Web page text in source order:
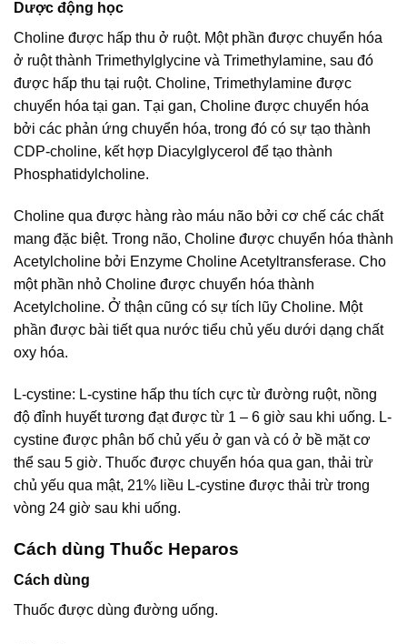
Dược động học
Choline được hấp thu ở ruột. Một phần được chuyển hóa
ở ruột thành Trimethylglycine và Trimethylamine, sau đó
được hấp thu tại ruột. Choline, Trimethylamine được
chuyển hóa tại gan. Tại gan, Choline được chuyển hóa
bởi các phản ứng chuyển hóa, trong đó có sự tạo thành
CDP-choline, kết hợp Diacylglycerol để tạo thành
Phosphatidylcholine.
Choline qua được hàng rào máu não bởi cơ chế các chất
mang đặc biệt. Trong não, Choline được chuyển hóa thành
Acetylcholine bởi Enzyme Choline Acetyltransferase. Cho
một phần nhỏ Choline được chuyển hóa thành
Acetylcholine. Ở thận cũng có sự tích lũy Choline. Một
phần được bài tiết qua nước tiểu chủ yếu dưới dạng chất
oxy hóa.
L-cystine: L-cystine hấp thu tích cực từ đường ruột, nồng
độ đỉnh huyết tương đạt được từ 1 – 6 giờ sau khi uống. L-
cystine được phân bố chủ yếu ở gan và có ở bề mặt cơ
thể sau 5 giờ. Thuốc được chuyển hóa qua gan, thải trừ
chủ yếu qua mật, 21% liều L-cystine được thải trừ trong
vòng 24 giờ sau khi uống.
Cách dùng Thuốc Heparos
Cách dùng
Thuốc được dùng đường uống.